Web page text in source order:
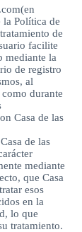
(en
la Política de
de
facilite
mediante la
de registro
al
durante
Casa de las
de las
mediante
que Casa
esos
en la
lo que
tratamiento.